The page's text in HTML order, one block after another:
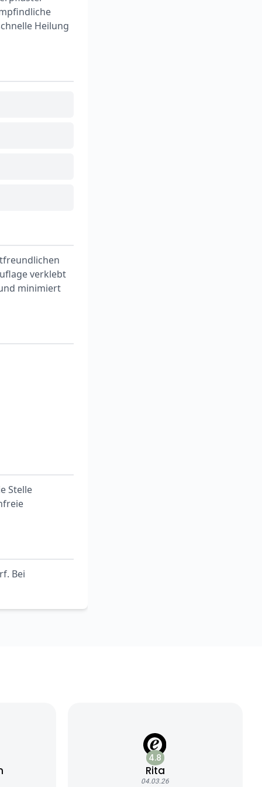
Heilung
verklebt
minimiert
Stelle
Bei
4.8
Rita
04.03.26